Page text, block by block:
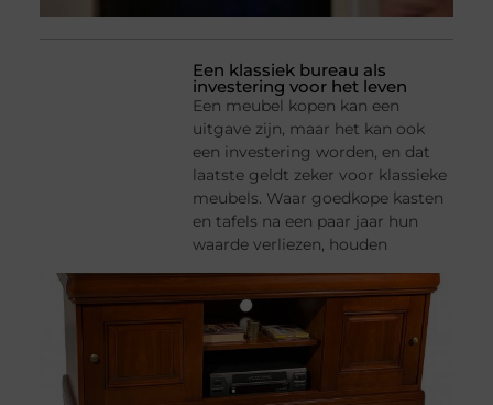
Een klassiek bureau als
investering voor het leven
Een meubel kopen kan een
uitgave zijn, maar het kan ook
een investering worden, en dat
laatste geldt zeker voor klassieke
meubels. Waar goedkope kasten
en tafels na een paar jaar hun
waarde verliezen, houden